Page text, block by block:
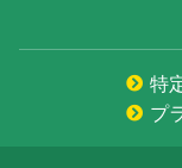
特
プ